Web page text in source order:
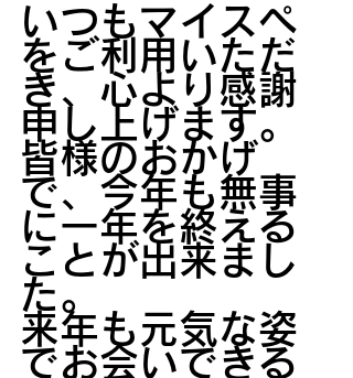
いつもマイスぺ
をご利用いただ
き、心より感謝
申し上げます。
皆様のおかげ
で、今年も無事
に一年を終える
ことが出来まし
た。
来年も元気な姿
でお会いできる